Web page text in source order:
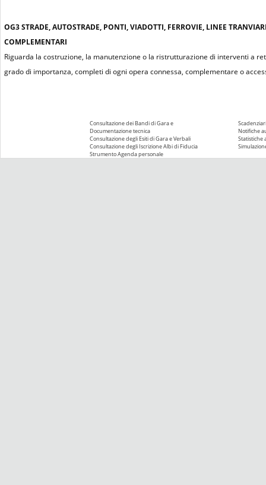
OG3STRADE, AUTOSTRADE, PONTI, VIADOTTI, FERROVIE, LINEE
COMPLEMENTARI
Riguarda la costruzione, la manutenzione o la ristrutturazione di interventi a
grado di importanza, completi di ogni opera connessa, complementare o
Consultazione dei Bandi di Gara e
Documentazione tecnica
Consultazione degli Esiti di Gara e Verbali
Consultazione degli Iscrizione Albi di Fiducia
Strumento Agenda personale
Notifiche
Statistiche